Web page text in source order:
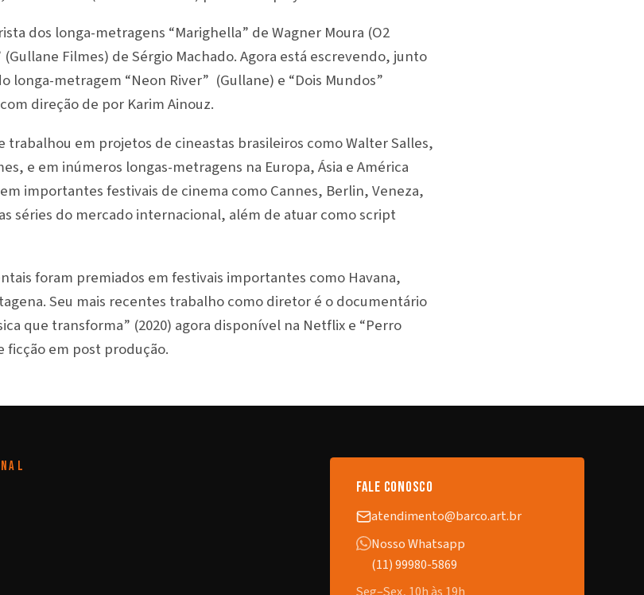
dos longa-metragens “Marighella” de Wagner Moura (O2
Filmes) de Sérgio Machado. Agora está escrevendo, junto
longa-metragem “Neon River” (Gullane) e “Dois Mundos”
direção de por Karim Ainouz.
em projetos de cineastas brasileiros como Walter Salles,
e em inúmeros longas-metragens na Europa, Ásia e América
importantes festivais de cinema como Cannes, Berlin, Veneza,
séries do mercado internacional, além de atuar como script
foram premiados em festivais importantes como Havana,
Seu mais recentes trabalho como diretor é o documentário
que transforma” (2020) agora disponível na Netflix e “Perro
ficção em post produção.
fale conosco
atendimento@barco.art.br
Nosso Whatsapp
(11) 99980-5869